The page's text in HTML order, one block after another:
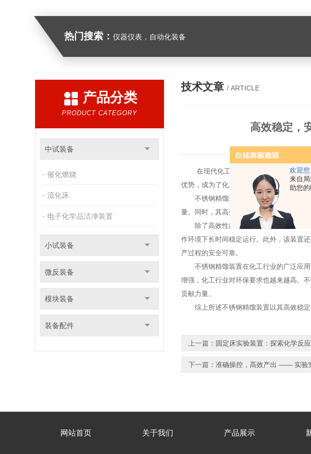
欢迎您
来自
助您的
热门搜索： 仪器仪表，自动化装备
产品分类
PRODUCT CATEGORY
中试装备
催化燃烧
流化床
电子化学品洁净装置
小试装备
微反装备
模块装备
装备配件
技术文章 / ARTICLE
高效稳定，
在现代化工行业中，高效稳定、安全可
优势，成为了化工行业的得力助手，为企
不锈钢精馏装置以其高效的性能在化工
量。同时，其高效稳定的运行特点，使得
除了高效性能外，不锈钢精馏装置还具
作环境下长时间稳定运行。此外，该装置
产过程的安全可靠。
不锈钢精馏装置在化工行业的广泛应用
增强，化工行业对环保要求也越来越高。
贡献力量。
综上所述不锈钢精馏装置以其高效稳定
上一篇： 固定床实验装置：探索化学反
下一篇： 准确操控，高效产出 —— 实验
网站首页 关于我们 产品展示